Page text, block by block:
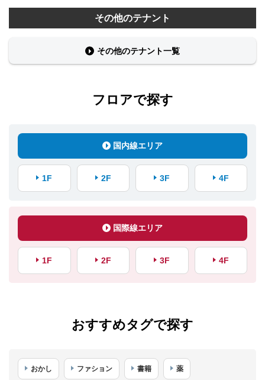
その他のテナント
その他のテナント一覧
フロアで探す
国内線エリア
1F 2F 3F 4F
国際線エリア
1F 2F 3F 4F
おすすめタグで探す
おかし ファション 書籍 薬